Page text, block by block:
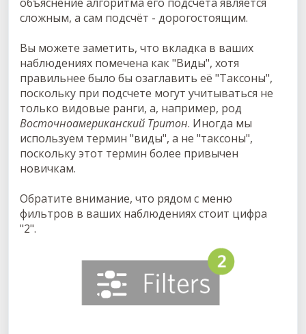
сложным, а сам подсчёт - дорогостоящим.
Вы можете заметить, что вкладка в ваших
наблюдениях помечена как "Виды", хотя
правильнее было бы озаглавить её "Таксоны",
поскольку при подсчете могут учитываться не
только видовые ранги, а, например, род
Восточноамериканский Тритон. Иногда мы
используем термин "виды", а не "таксоны",
поскольку этот термин более привычен
новичкам.
Обратите внимание, что рядом с меню
фильтров в ваших наблюдениях стоит цифра
"2".